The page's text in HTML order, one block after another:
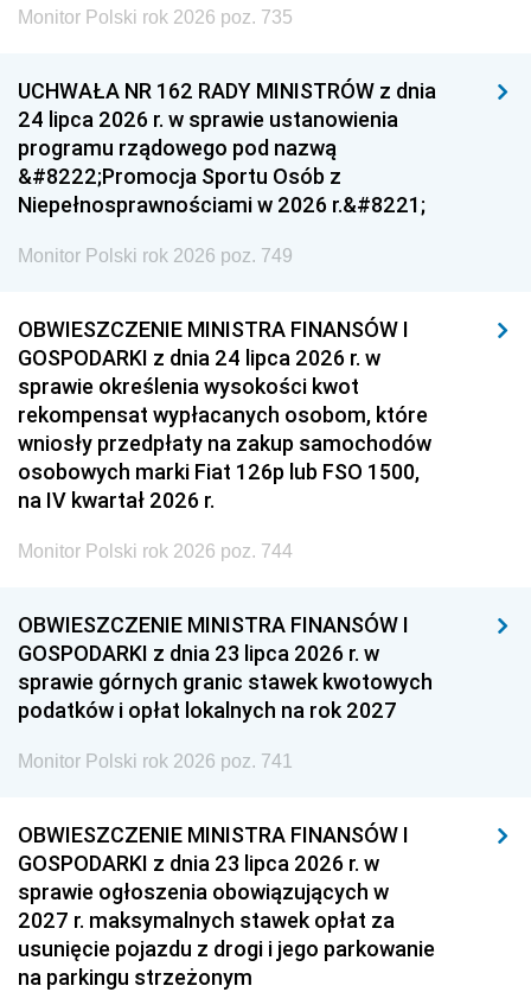
Monitor Polski rok 2026 poz. 735
UCHWAŁA NR 162 RADY MINISTRÓW z dnia
24 lipca 2026 r. w sprawie ustanowienia
programu rządowego pod nazwą
&#8222;Promocja Sportu Osób z
Niepełnosprawnościami w 2026 r.&#8221;
Monitor Polski rok 2026 poz. 749
OBWIESZCZENIE MINISTRA FINANSÓW I
GOSPODARKI z dnia 24 lipca 2026 r. w
sprawie określenia wysokości kwot
rekompensat wypłacanych osobom, które
wniosły przedpłaty na zakup samochodów
osobowych marki Fiat 126p lub FSO 1500,
na IV kwartał 2026 r.
Monitor Polski rok 2026 poz. 744
OBWIESZCZENIE MINISTRA FINANSÓW I
GOSPODARKI z dnia 23 lipca 2026 r. w
sprawie górnych granic stawek kwotowych
podatków i opłat lokalnych na rok 2027
Monitor Polski rok 2026 poz. 741
OBWIESZCZENIE MINISTRA FINANSÓW I
GOSPODARKI z dnia 23 lipca 2026 r. w
sprawie ogłoszenia obowiązujących w
2027 r. maksymalnych stawek opłat za
usunięcie pojazdu z drogi i jego parkowanie
na parkingu strzeżonym